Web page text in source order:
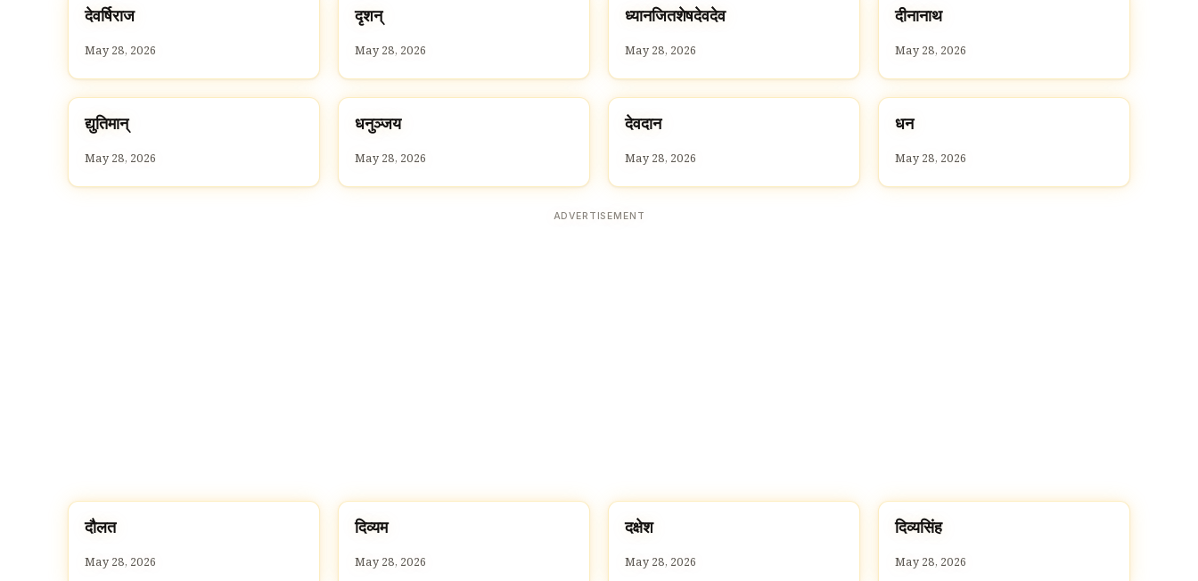
Dद
देवर्षिराज
May 28, 2026
Dद
दृशन्
May 28, 2026
Dध
ध्यानजितशेषदेवदेव
May 28, 2026
Dद
दीनानाथ
May 28, 2026
Dद
द्युतिमान्
May 28, 2026
Dध
धनुञ्जय
May 28, 2026
Dद
देवदान
May 28, 2026
Dध
धन
May 28, 2026
ADVERTISEMENT
Dद
दौलत
May 28, 2026
Dद
दिव्यम
May 28, 2026
Dद
दक्षेश
May 28, 2026
Dद
दिव्यसिंह
May 28, 2026